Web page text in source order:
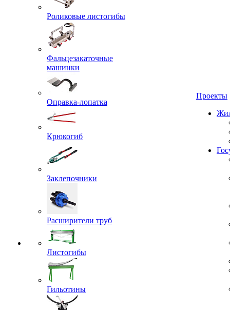
Роликовые листогибы
Фальцезакаточные
машинки
Оправка-лопатка
Крюкогиб
Заклепочники
Расширители труб
Листогибы
Гильотины